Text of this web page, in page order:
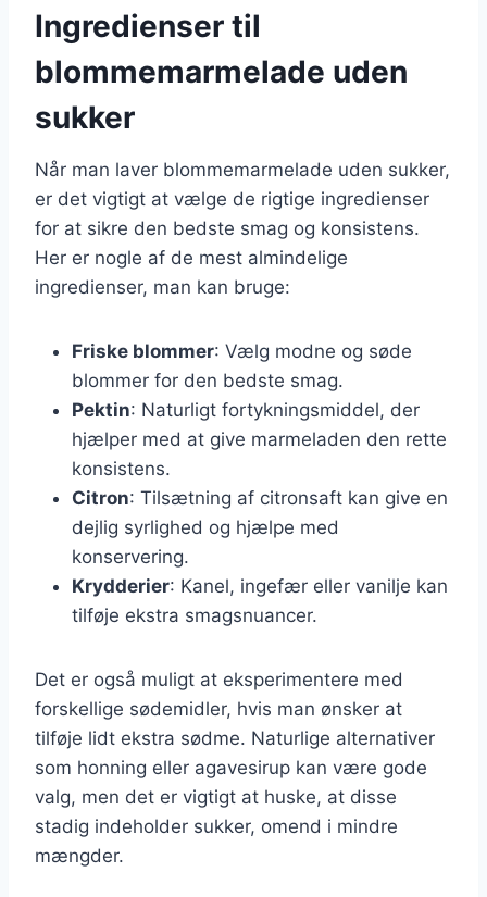
Ingredienser til
blommemarmelade uden
sukker
Når man laver blommemarmelade uden sukker,
er det vigtigt at vælge de rigtige ingredienser
for at sikre den bedste smag og konsistens.
Her er nogle af de mest almindelige
ingredienser, man kan bruge:
Friske blommer: Vælg modne og søde
blommer for den bedste smag.
Pektin: Naturligt fortykningsmiddel, der
hjælper med at give marmeladen den rette
konsistens.
Citron: Tilsætning af citronsaft kan give en
dejlig syrlighed og hjælpe med
konservering.
Krydderier: Kanel, ingefær eller vanilje kan
tilføje ekstra smagsnuancer.
Det er også muligt at eksperimentere med
forskellige sødemidler, hvis man ønsker at
tilføje lidt ekstra sødme. Naturlige alternativer
som honning eller agavesirup kan være gode
valg, men det er vigtigt at huske, at disse
stadig indeholder sukker, omend i mindre
mængder.